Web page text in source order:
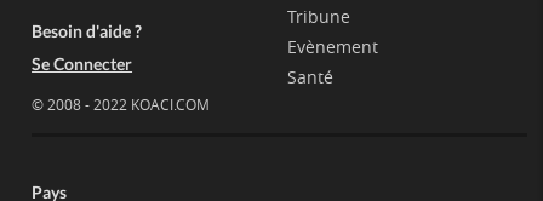
Besoin d'aide ?
Se Connecter
© 2008 - 2022 KOACI.COM
Tribune
Evènement
Santé
Pays